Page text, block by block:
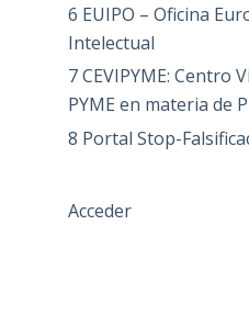
6 EUIPO – Oficina
Intelectual
7 CEVIPYME: Centro
PYME en materia de
8 Portal Stop-
Acceder